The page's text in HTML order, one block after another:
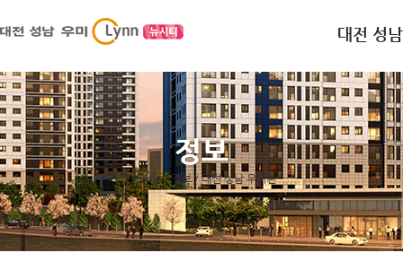
대전 성
정보
Home / 정보 / 대전 성남 우미린